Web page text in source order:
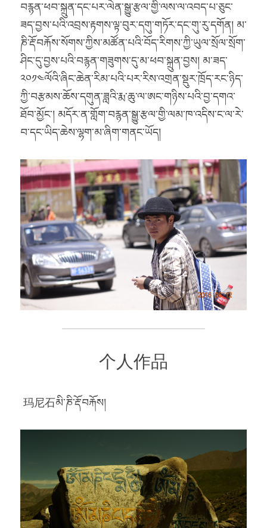
བརྙན་ཕབ་སྐྲུན་དང་པར་ལེན་སྒྱུ་རྩལ་གྱི་ལས་ལ་འབད་པ་ཅུང་
ཟད་བྱས་པའི་འབྲས་རྟགས་ལྟ་བུར་དགུ་གཏོར་དང་གུ་རུ་དགོན། མ་
ཎི་རྡོ་བརྐོས་སོགས་ཀྱིས་མཚོན་པའི་བོད་རིགས་ཀྱི་ཡུལ་སྲོལ་སྲོག་
ཤིང་དུ་བྱས་པའི་བརྙན་གཟུགས་དུ་མ་ཕབ་སྐྲུན་བྱས། མ་ཟད་
༢༠༡༤ལོའི་ཞིང་ཆེན་རིམ་པའི་པར་རིས་འགྲན་སྡུར་ཁྲོད་རང་ཉིད་
ཀྱི་བརྩམས་ཆོས་དགུན་ཟླའི་རྨ་ཆུ་ལ་ཨང་གཉིས་པའི་བྱ་དགའ་
ཐོབ་མྱོང་། མདོར་ན་གློག་བརྙན་སྒྱུ་རྩལ་གྱི་ལམ་ཁ་འདིས་ང་ལ་རེ་
བ་དང་ཡིད་ཆེས་ལྷག་མ་ཞིག་གནང་ཡོད།
个人作品
玛尼石མི་ཎི་རྡོ་བརྐོས།